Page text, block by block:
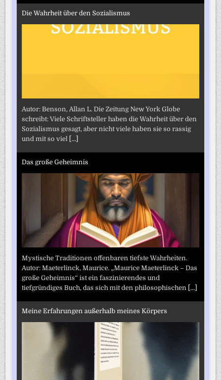
Die Wahrheit über den Sozialismus
Autor: Benson, Allan L. Die Zeitung New York Globe
schreibt: Viele Schriftsteller haben die Wahrheit über den
Sozialismus gesagt, aber nicht viele haben sie so rassig
und mit so viel [...]
Das große Geheimnis
Mystische Traditionen offenbaren tiefste Wahrheiten.
Autor: Maeterlinck, Maurice. „Maurice Maeterlinck – Das
große Geheimnis“ ist ein faszinierendes und
tiefgründiges Buch, das sich mit den philosophischen [...]
Meine Erfahrungen außerhalb meines Körpers